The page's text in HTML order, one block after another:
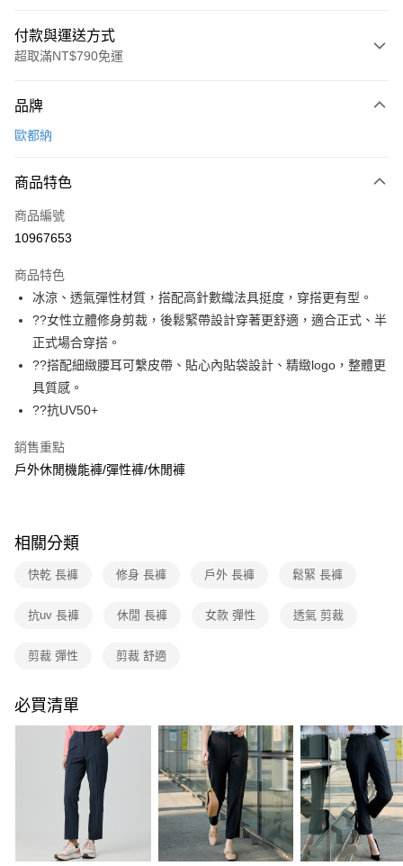
付款與運送方式
超取滿NT$790免運
信用卡一次付款
3 期 0 利率 每期
合作金庫商業銀行
上海商業儲蓄銀行
臺灣中小企業銀行
匯豐（台灣）商業銀行
華泰商業銀行
聯邦商業銀行
遠東國際商業銀行
元大商業銀行
玉山商業銀行
星展（台灣）商業銀行
台灣樂天信用卡公司
合作金庫商業銀行
上海商業儲蓄銀行
國泰世華商業銀行
兆豐國際商業銀行
匯豐（台灣）商業銀行
華泰商業銀行
聯邦商業銀行
元大商業銀行
永豐商業銀行
玉山商業銀行
台新國際商業銀行
超商取貨付款
LINE Pay
Apple Pay
悠遊付
Google Pay
全盈+PAY
大哥付你分期
相關說明
成交易。
4.訂單成立30分鐘內，如未前往確認交易或遇審核未通過，訂單將自動取
法說明評估內容。
醒簡訊。
【注意事項】
1.本服務係由「台灣大哥大股份有限公司」（以下簡稱本公司）所提供，讓
用戶於交易時，得透過本服務購買商品或服務，並由商店將買賣／分期付款
買賣價金債權讓與本公司後，依約使用本公司帳單繳交帳款。
2.基於同意付款使用「大哥付你分期」之契約關係目的，商店將以您的個人
資料（包含姓名、電話或地址）提供予台灣大哥大進項蒐集、處理及利用，
由本公司與您本人進行分期帳單所需資料之確認、核對及更正。
3.完整用戶服務條款，請詳閱以下連結：https://oppay.tw/userRule
運送方式
付款後全家取貨
萊爾富取貨付款
每筆NT$80，滿NT$790(含以上)免運費
付款後萊爾富取貨
每筆NT$80，滿NT$790(含以上)免運費
7-11取貨付款
每筆NT$80，滿NT$790(含以上)免運費
品牌
歐都納
商品特色
商品編號
10967653
商品特色
冰涼、透氣彈性材質，搭配高針數織法具挺度，穿搭更有型。
??女性立體修身剪裁，後鬆緊帶設計穿著更舒適，適合正式、半
正式場合穿搭。
??搭配細緻腰耳可繫皮帶、貼心內貼袋設計、精緻logo，整體更
具質感。
??抗UV50+
銷售重點
戶外休閒機能褲/彈性褲/休閒褲
相關分類
快乾 長褲 修身 長褲 戶外 長褲 鬆緊 長褲
抗uv 長褲 休閒 長褲 女款 彈性 透氣 剪裁
剪裁 彈性 剪裁 舒適
必買清單